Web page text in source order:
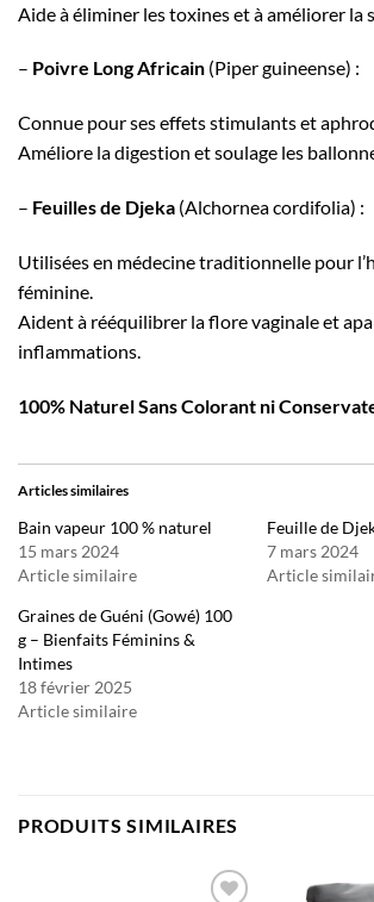
Aide à éliminer les toxines et à améliorer la
– Poivre Long Africain (Piper guineense) :
Connue pour ses effets stimulants et
Améliore la digestion et soulage les
– Feuilles de Djeka (Alchornea cordifolia) :
Utilisées en médecine traditionnelle pour
féminine.
Aident à rééquilibrer la flore vaginale et
inflammations.
100% Naturel Sans Colorant ni
Articles similaires
Bain vapeur 100 % naturel
15 mars 2024
Article similaire
Feuille de
7 mars 2024
Article
Graines de Guéni (Gowé) 100
g – Bienfaits Féminins &
Intimes
18 février 2025
Article similaire
PRODUITS SIMILAIRES